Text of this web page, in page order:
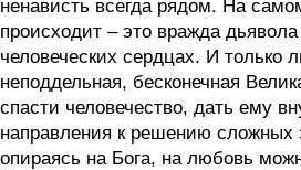
ненависть всегда рядом. На
происходит – это вражда
человеческих сердцах. И только
неподдельная, бесконечная
спасти человечество, дать ему
направления к решению сложных
опираясь на Бога, на любовь